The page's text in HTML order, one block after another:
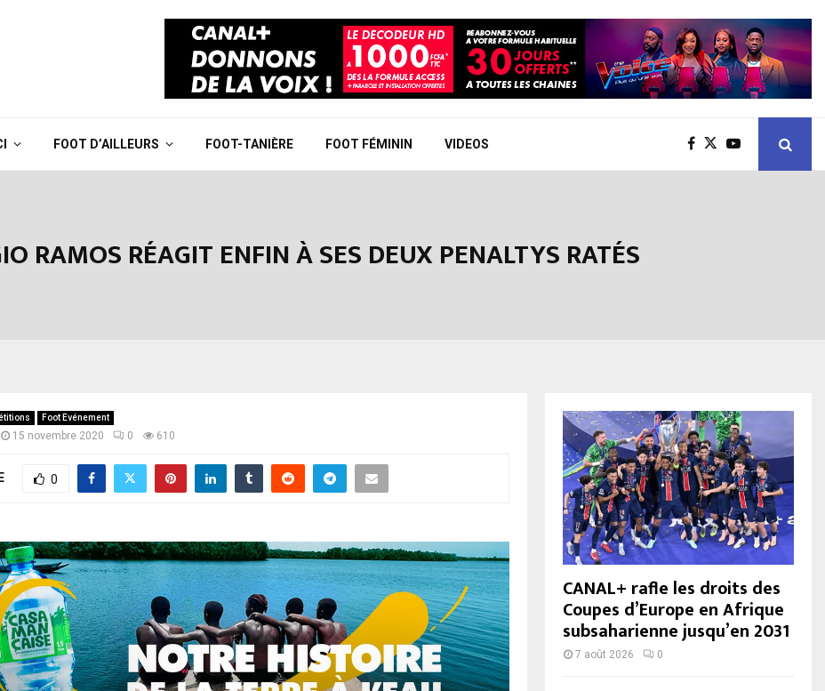
FOOT D’AILLEURS FOOT-TANIÈRE FOOT FÉMININ VIDEOS
RAMOS RÉAGIT ENFIN À SES DEUX PENALTYS RATÉS
Foot Evénement
15 novembre 2020 0 610
0
CANAL+ rafle les droits des
Coupes d’Europe en Afrique
subsaharienne jusqu’en 2031
7 août 2026 0